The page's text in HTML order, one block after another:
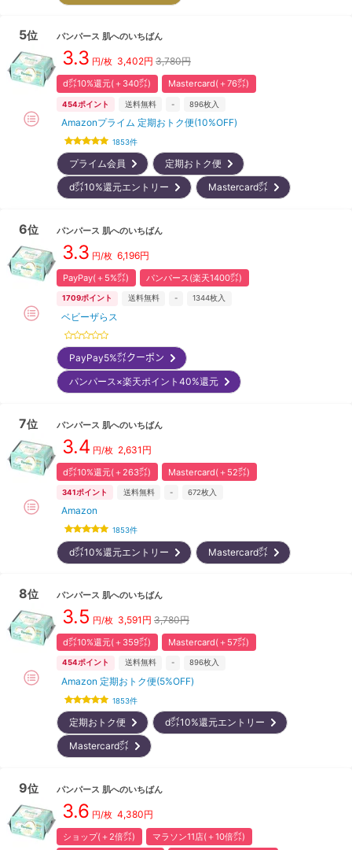
5位 パンパース 肌へのいちばん
3.3 円/枚 3,402円 3,780円
d㌽10%還元(＋340㌽) Mastercard(＋76㌽)
454ポイント 送料無料 - 896枚入
Amazonプライム 定期おトク便(10%OFF)
1853件
プライム会員
定期おトク便
d㌽10%還元エントリー
Mastercard㌽
6位 パンパース 肌へのいちばん
3.3 円/枚 6,196円
PayPay(＋5%㌽) パンパース(楽天1400㌽)
1709ポイント 送料無料 - 1344枚入
ベビーザらス
PayPay5%㌽クーポン
パンパース×楽天ポイント40%還元
7位 パンパース 肌へのいちばん
3.4 円/枚 2,631 円
d㌽10%還元(＋263㌽) Mastercard(＋52㌽)
341ポイント 送料無料 - 672枚入
Amazon
1853件
d㌽10%還元エントリー Mastercard㌽
8位 パンパース 肌へのいちばん
3.5 円/枚 3,591 円 3,780円
d㌽10%還元(＋359㌽) Mastercard(＋57㌽)
454ポイント 送料無料 - 896枚入
Amazon 定期おトク便(5%OFF)
1853件
定期おトク便
d㌽10%還元エントリー
Mastercard㌽
9位 パンパース 肌へのいちばん
3.6 円/枚 4,380円
ショップ(＋2倍㌽) マラソン11店(＋10倍㌽)